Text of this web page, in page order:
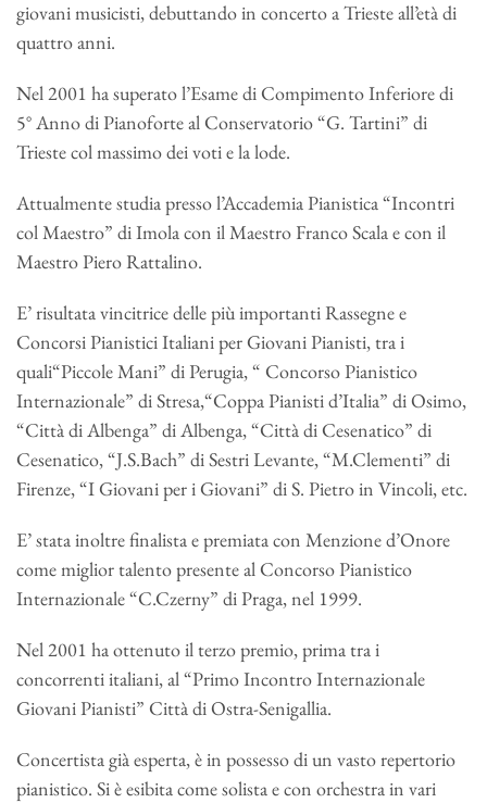
giovani musicisti, debuttando in concerto a Trieste all’età di
quattro anni.
Nel 2001 ha superato l’Esame di Compimento Inferiore di
5° Anno di Pianoforte al Conservatorio “G. Tartini” di
Trieste col massimo dei voti e la lode.
Attualmente studia presso l’Accademia Pianistica “Incontri
col Maestro” di Imola con il Maestro Franco Scala e con il
Maestro Piero Rattalino.
E’ risultata vincitrice delle più importanti Rassegne e
Concorsi Pianistici Italiani per Giovani Pianisti, tra i
quali“Piccole Mani” di Perugia, “ Concorso Pianistico
Internazionale” di Stresa,“Coppa Pianisti d’Italia” di Osimo,
“Città di Albenga” di Albenga, “Città di Cesenatico” di
Cesenatico, “J.S.Bach” di Sestri Levante, “M.Clementi” di
Firenze, “I Giovani per i Giovani” di S. Pietro in Vincoli, etc.
E’ stata inoltre finalista e premiata con Menzione d’Onore
come miglior talento presente al Concorso Pianistico
Internazionale “C.Czerny” di Praga, nel 1999.
Nel 2001 ha ottenuto il terzo premio, prima tra i
concorrenti italiani, al “Primo Incontro Internazionale
Giovani Pianisti” Città di Ostra-Senigallia.
Concertista già esperta, è in possesso di un vasto repertorio
pianistico. Si è esibita come solista e con orchestra in vari